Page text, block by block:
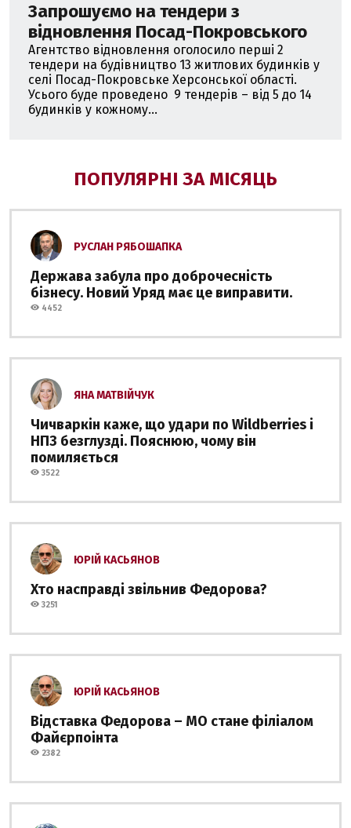
Запрошуємо на тендери з
відновлення Посад-Покровського
Агентство відновлення оголосило перші 2
тендери на будівництво 13 житлових будинків у
селі Посад-Покровське Херсонської області.
Усього буде проведено 9 тендерів – від 5 до 14
будинків у кожному...
ПОПУЛЯРНІ ЗА МІСЯЦЬ
РУСЛАН РЯБОШАПКА
Держава забула про доброчесність
бізнесу. Новий Уряд має це виправити.
4452
ЯНА МАТВІЙЧУК
Чичваркін каже, що удари по Wildberries і
НПЗ безглузді. Пояснюю, чому він
помиляється
3522
ЮРІЙ КАСЬЯНОВ
Хто насправді звільнив Федорова?
3251
ЮРІЙ КАСЬЯНОВ
Відставка Федорова – МО стане філіалом
Файєрпоінта
2382